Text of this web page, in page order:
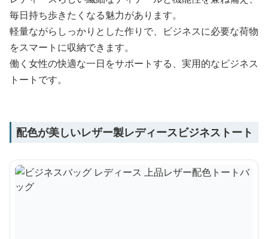
毎日持ち歩きたくなる魅力があります。
軽量ながらしっかりとした作りで、ビジネスに必要な荷物
をスマートに収納できます。
働く女性の快適な一日をサポートする、実用的なビジネス
トートです。
配色が美しいレザー製レディースビジネストート